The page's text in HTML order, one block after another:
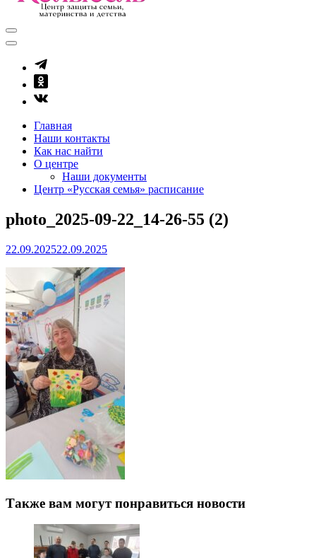
Главная
Наши контакты
Как нас найти
О центре
Наши документы
Центр «Русская семья» расписание
photo_2025-09-22_14-26-55 (2)
22.09.202522.09.2025
Также вам могут понравиться новости